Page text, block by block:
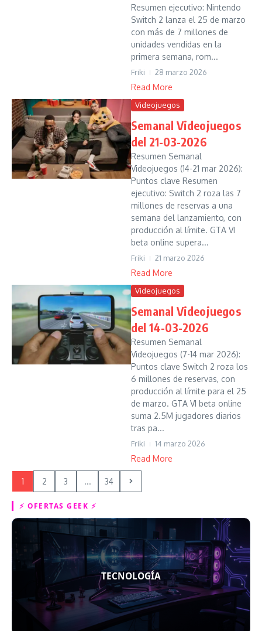
Resumen ejecutivo: Nintendo
Switch 2 lanza el 25 de marzo
con más de 7 millones de
unidades vendidas en la
primera semana, rom...
Friki 28 marzo 2026
Read More
Videojuegos
Semanal Videojuegos
del 21-03-2026
Resumen Semanal
Videojuegos (14-21 mar 2026):
Puntos clave Resumen
ejecutivo: Switch 2 roza las 7
millones de reservas a una
semana del lanzamiento, con
producción al límite. GTA VI
beta online supera...
Friki 21 marzo 2026
Read More
Videojuegos
Semanal Videojuegos
del 14-03-2026
Resumen Semanal
Videojuegos (7-14 mar 2026):
Puntos clave Switch 2 roza los
6 millones de reservas, con
producción al límite para el 25
de marzo. GTA VI beta online
suma 2.5M jugadores diarios
tras pa...
Friki 14 marzo 2026
Read More
1 2 3 ... 34
⚡ OFERTAS GEEK ⚡
TECNOLOGÍA